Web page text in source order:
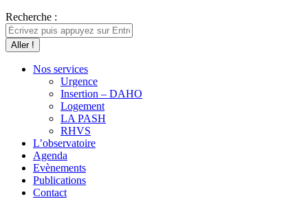
Recherche :
Nos services
Urgence
Insertion – DAHO
Logement
LA PASH
RHVS
L’observatoire
Agenda
Evènements
Publications
Contact